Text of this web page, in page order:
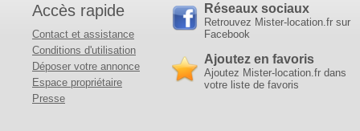
Accès rapide
Contact et assistance
Conditions d'utilisation
Déposer votre annonce
Espace propriétaire
Presse
Réseaux sociaux
Retrouvez Mister-location.fr sur
Facebook
Ajoutez en favoris
Ajoutez Mister-location.fr dans
votre liste de favoris